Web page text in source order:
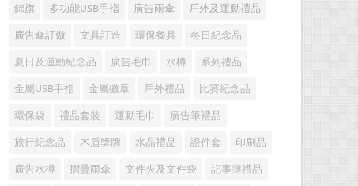
錦旗 多功能USB手指 廣告雨傘 戶外及運動禮品
廣告傘訂做 文具訂造 環保餐具 冬日紀念品
夏日及運動紀念品 廣告毛巾 水樽 系列禮品
金屬USB手指 金屬徽章 戶外禮品 比賽紀念品
環保袋 禮品套裝 運動毛巾 廣告筆禮品
旅行紀念品 木盾獎牌 水晶禮品 證件套 印刷品
廣告水樽 摺疊雨傘 文件夾及文件袋 記事簿禮品